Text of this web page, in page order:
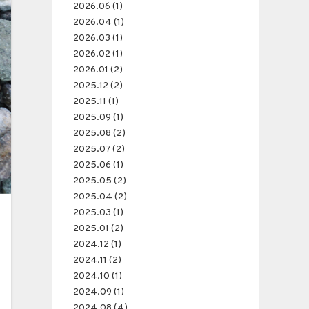
2026.06 (1)
2026.04 (1)
2026.03 (1)
2026.02 (1)
2026.01 (2)
2025.12 (2)
2025.11 (1)
2025.09 (1)
2025.08 (2)
2025.07 (2)
2025.06 (1)
2025.05 (2)
2025.04 (2)
2025.03 (1)
2025.01 (2)
2024.12 (1)
2024.11 (2)
2024.10 (1)
2024.09 (1)